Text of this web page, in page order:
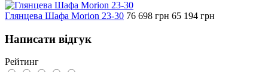
Глянцева Шафа Morion 23-30 76 698 грн 65 194 грн
Написати відгук
Рейтинг